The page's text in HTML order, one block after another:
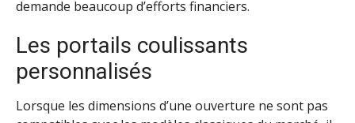
demande beaucoup d’efforts financiers.
Les portails coulissants
personnalisés
Lorsque les dimensions d’une ouverture ne sont pas